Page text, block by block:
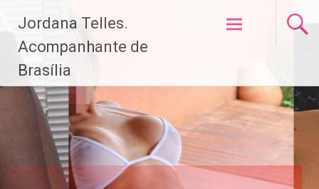
paraJordana Telles.
Acompanhante de
Brasília